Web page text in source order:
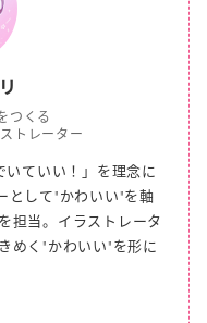
つくる
トレーター
いていい！」を理念に
として"かわいい"を軸
担当。 イラストレータ
めく"かわいい"を形に